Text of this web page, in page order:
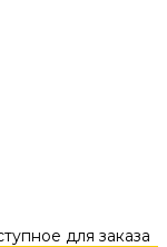
для заказа